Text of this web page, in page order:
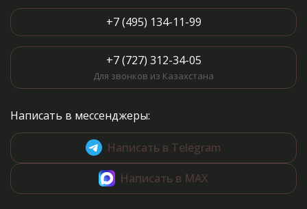
+7 (495) 134-11-99
+7 (727) 312-34-05
Для звонков из Казахстана
Написать в мессенджеры:
Написать в Telegram
Написать в MAX